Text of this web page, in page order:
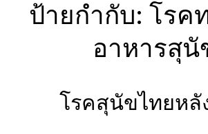
ป้ายกำกับ: โรค
อาหารสุนั
โรคสุนัขไทยหลั